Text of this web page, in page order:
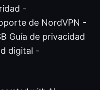
-
de NordVPN -
Guía de privacidad
digital -